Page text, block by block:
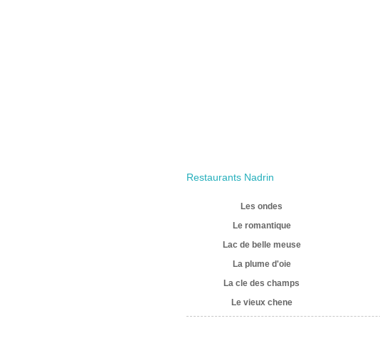
Restaurants Nadrin
Les ondes
Le romantique
Lac de belle meuse
La plume d'oie
La cle des champs
Le vieux chene